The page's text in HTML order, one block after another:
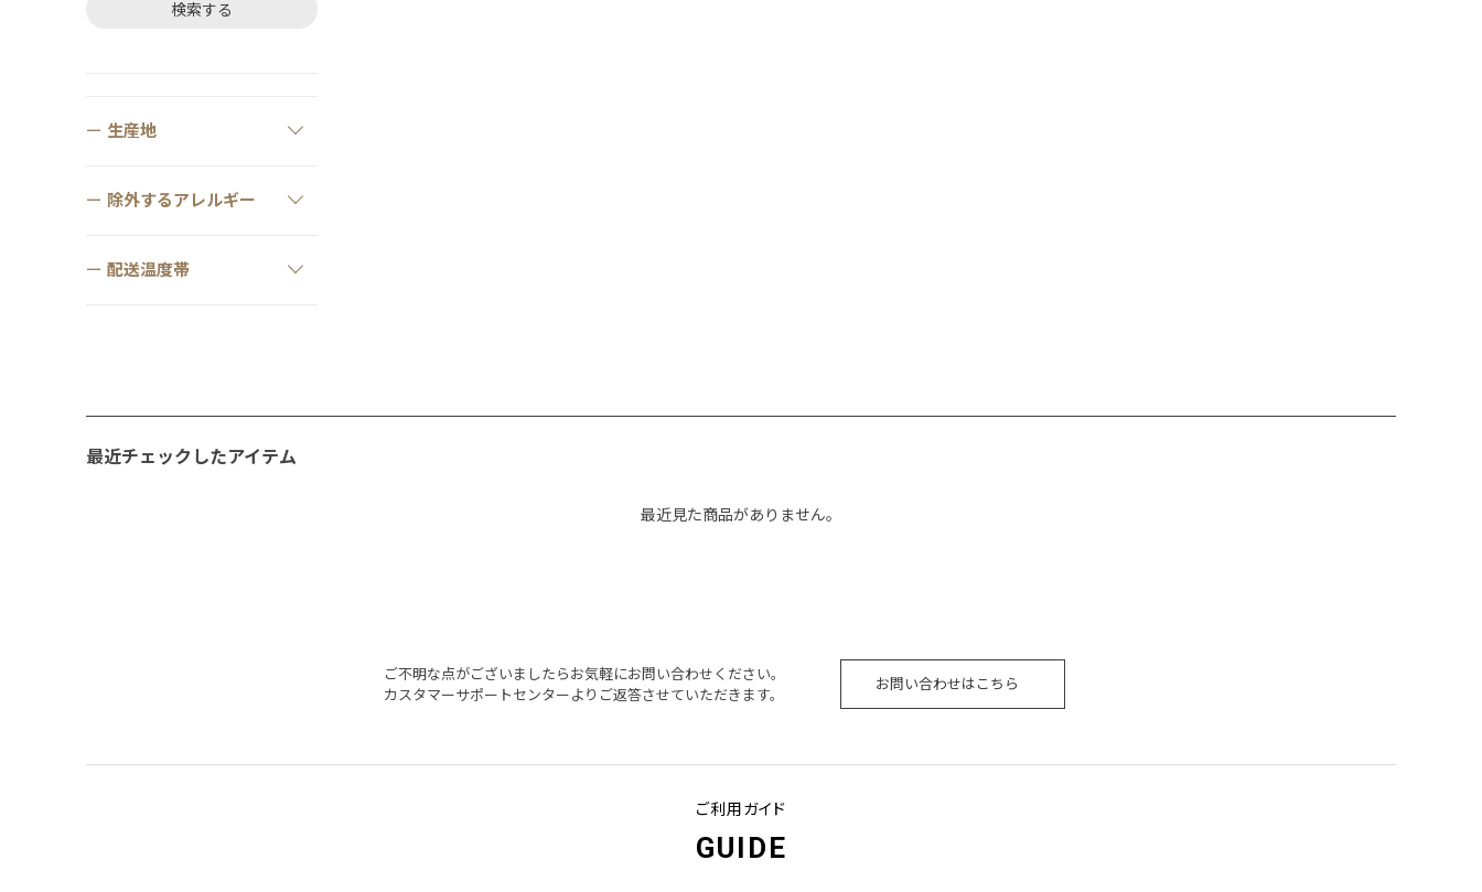
検索する
生産地
除外するアレルギー
配送温度帯
最近チェックしたアイテム
最近見た商品がありません。
ご不明な点がございましたらお気軽にお問い合わせください。
カスタマーサポートセンターよりご返答させていただきます。
お問い合わせはこちら
ご利用ガイド
GUIDE